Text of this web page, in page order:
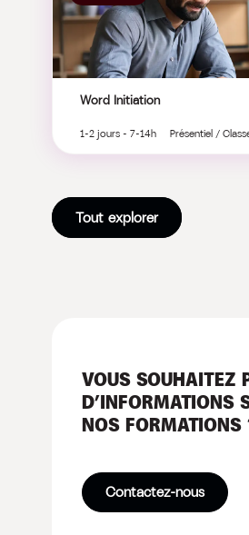
Word Initiation
1-2 jours - 7-14h Présentiel /
Tout explorer
VOUS SOUHAITEZ
D’INFORMATIONS
NOS FORMATIONS
Contactez-nous